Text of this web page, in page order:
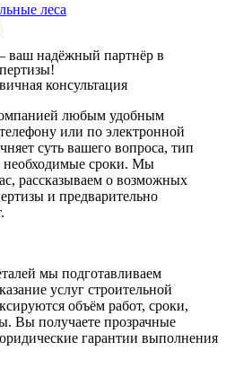
леса
надёжный партнёр в
консультация
любым удобным
или по электронной
суть вашего вопроса, тип
необходимые сроки. Мы
рассказываем о возможных
и предварительно
мы подготавливаем
услуг строительной
объём работ, сроки,
Вы получаете прозрачные
гарантии выполнения